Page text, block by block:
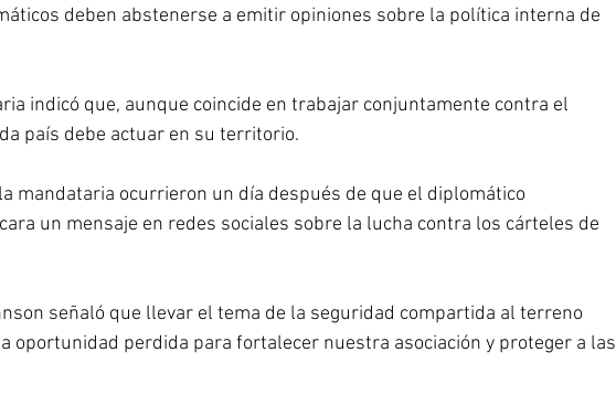
deben abstenerse a emitir opiniones sobre la política interna de
indicó que, aunque coincide en trabajar conjuntamente contra el
país debe actuar en su territorio.
mandataria ocurrieron un día después de que el diplomático
un mensaje en redes sociales sobre la lucha contra los cárteles de
señaló que llevar el tema de la seguridad compartida al terreno
oportunidad perdida para fortalecer nuestra asociación y proteger a las